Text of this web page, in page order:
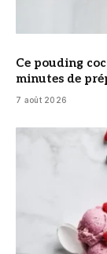
Ce pouding
minutes de
7 août 2026